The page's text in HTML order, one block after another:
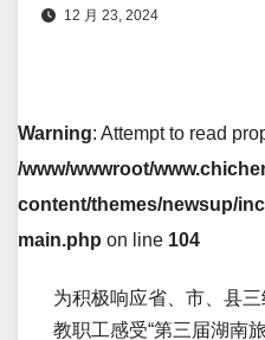
12 月 23, 2024
Warning: Attempt to read
/www/wwwroot/
content/themes/newsup/
main.php on line 104
为积极响应省、市、县
教职工感受“第三届湖南